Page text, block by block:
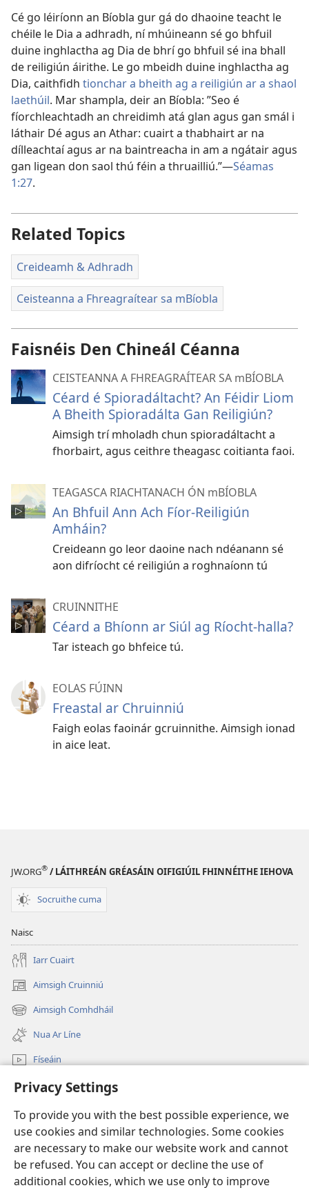
Privacy Settings
To provide you with the best possible experience, we
use cookies and similar technologies. Some cookies
are necessary to make our website work and cannot
be refused. You can accept or decline the use of
additional cookies, which we use only to improve
Cé go léiríonn an Bíobla gur gá do dhaoine teacht le
chéile le Dia a adhradh, ní mhúineann sé go bhfuil
duine inghlactha ag Dia de bhrí go bhfuil sé ina bhall
de reiligiún áirithe. Le go mbeidh duine inghlactha ag
Dia, caithfidh tionchar a bheith ag a reiligiún ar a shaol
laethúil. Mar shampla, deir an Bíobla: ”Seo é
fíorchleachtadh an chreidimh atá glan agus gan smál i
láthair Dé agus an Athar: cuairt a thabhairt ar na
dílleachtaí agus ar na baintreacha in am a ngátair agus
gan ligean don saol thú féin a thruailliú.”—Séamas
1:27.
Related Topics
Creideamh & Adhradh
Ceisteanna a Fhreagraítear sa mBíobla
Faisnéis Den Chineál Céanna
CEISTEANNA A FHREAGRAÍTEAR SA mBÍOBLA
Céard é Spioradáltacht? An Féidir Liom
A Bheith Spioradálta Gan Reiligiún?
Aimsigh trí mholadh chun spioradáltacht a
fhorbairt, agus ceithre theagasc coitianta faoi.
TEAGASCA RIACHTANACH ÓN mBÍOBLA
An Bhfuil Ann Ach Fíor-Reiligiún
Amháin?
Creideann go leor daoine nach ndéanann sé
aon difríocht cé reiligiún a roghnaíonn tú
CRUINNITHE
Céard a Bhíonn ar Siúl ag Ríocht-halla?
Tar isteach go bhfeice tú.
EOLAS FÚINN
Freastal ar Chruinniú
Faigh eolas faoinár gcruinnithe. Aimsigh ionad
in aice leat.
JW.ORG® / LÁITHREÁN GRÉASÁIN OIFIGIÚIL FHINNÉITHE IEHOVA
Socruithe cuma
Naisc
Iarr Cuairt
Aimsigh Cruinniú
(opens
new
window)
Aimsigh Comhdháil
(opens
new
window)
Nua Ar Líne
Físeáin
Cuardaigh
Síntiúis
(opens
new
window)Watchtower—Leabharlann ar Líne
(opens
new
®